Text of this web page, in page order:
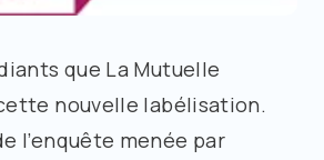
que La Mutuelle
nouvelle labélisation.
l’enquête menée par